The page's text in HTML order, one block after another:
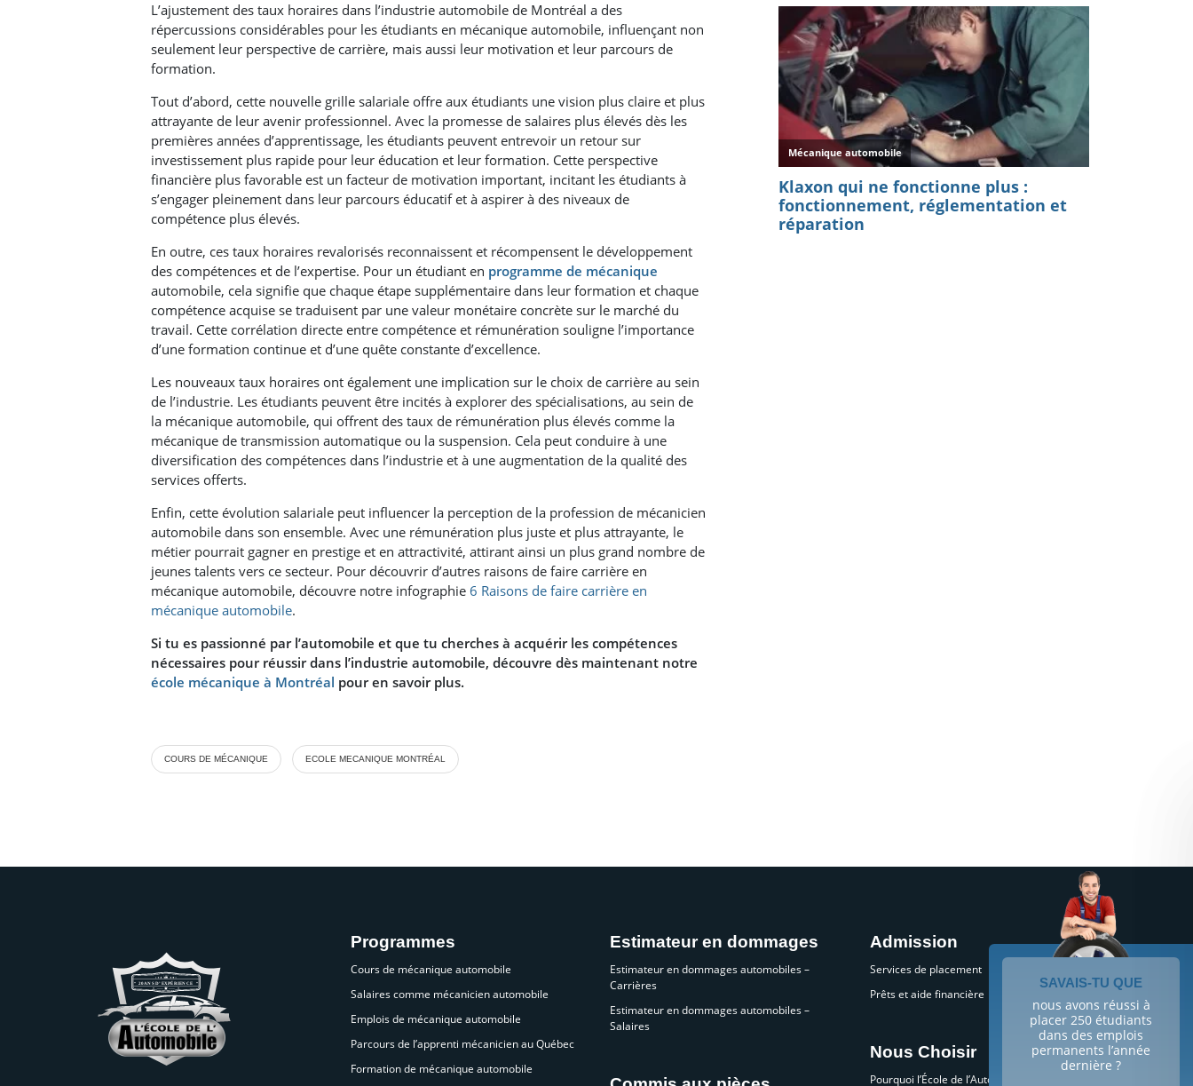
L’ajustement des taux horaires dans l’industrie automobile de Montréal a des
répercussions considérables pour les étudiants en mécanique automobile, influençant non
seulement leur perspective de carrière, mais aussi leur motivation et leur parcours de
formation.
Tout d’abord, cette nouvelle grille salariale offre aux étudiants une vision plus claire et plus
attrayante de leur avenir professionnel. Avec la promesse de salaires plus élevés dès les
premières années d’apprentissage, les étudiants peuvent entrevoir un retour sur
investissement plus rapide pour leur éducation et leur formation. Cette perspective
financière plus favorable est un facteur de motivation important, incitant les étudiants à
s’engager pleinement dans leur parcours éducatif et à aspirer à des niveaux de
compétence plus élevés.
En outre, ces taux horaires revalorisés reconnaissent et récompensent le développement
des compétences et de l’expertise. Pour un étudiant en programme de mécanique
automobile, cela signifie que chaque étape supplémentaire dans leur formation et chaque
compétence acquise se traduisent par une valeur monétaire concrète sur le marché du
travail. Cette corrélation directe entre compétence et rémunération souligne l’importance
d’une formation continue et d’une quête constante d’excellence.
Les nouveaux taux horaires ont également une implication sur le choix de carrière au sein
de l’industrie. Les étudiants peuvent être incités à explorer des spécialisations, au sein de
la mécanique automobile, qui offrent des taux de rémunération plus élevés comme la
mécanique de transmission automatique ou la suspension. Cela peut conduire à une
diversification des compétences dans l’industrie et à une augmentation de la qualité des
services offerts.
Enfin, cette évolution salariale peut influencer la perception de la profession de mécanicien
automobile dans son ensemble. Avec une rémunération plus juste et plus attrayante, le
métier pourrait gagner en prestige et en attractivité, attirant ainsi un plus grand nombre de
jeunes talents vers ce secteur. Pour découvrir d’autres raisons de faire carrière en
mécanique automobile, découvre notre infographie 6 Raisons de faire carrière en
mécanique automobile.
Si tu es passionné par l’automobile et que tu cherches à acquérir les compétences
nécessaires pour réussir dans l’industrie automobile, découvre dès maintenant notre
école mécanique à Montréal pour en savoir plus.
COURS DE MÉCANIQUE ECOLE MECANIQUE MONTRÉAL
Programmes
Cours de mécanique automobile
Salaires comme mécanicien automobile
Emplois de mécanique automobile
Parcours de l’apprenti mécanicien au Québec
Formation de mécanique automobile
Estimateur en dommages
Estimateur en dommages automobiles –
Carrières
Estimateur en dommages automobiles –
Salaires
Admission
Services de placement
Prêts et aide financière
Nous Choisir
Pourquoi l’École de l’Automobile?
SAVAIS-TU QUE
nous avons réussi à
placer 250 étudiants
dans des emplois
permanents l’année
dernière ?